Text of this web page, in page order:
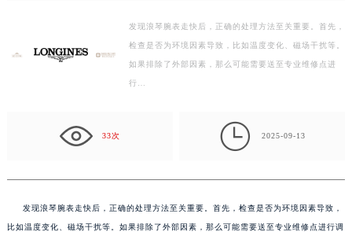
发现浪琴腕表走快后，正确的处理方法至关重要。首先，
检查是否为环境因素导致，比如温度变化、磁场干扰等。
如果排除了外部因素，那么可能需要送至专业维修点进
行…
33次  2025-09-13
发现浪琴腕表走快后，正确的处理方法至关重要。首先，检查是否为环境因素导致，
比如温度变化、磁场干扰等。如果排除了外部因素，那么可能需要送至专业维修点进行调